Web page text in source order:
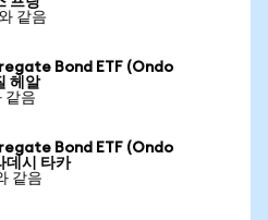
같음
Bond ETF (Ondo
헤알
같음
Bond ETF (Ondo
데시 타카
같음